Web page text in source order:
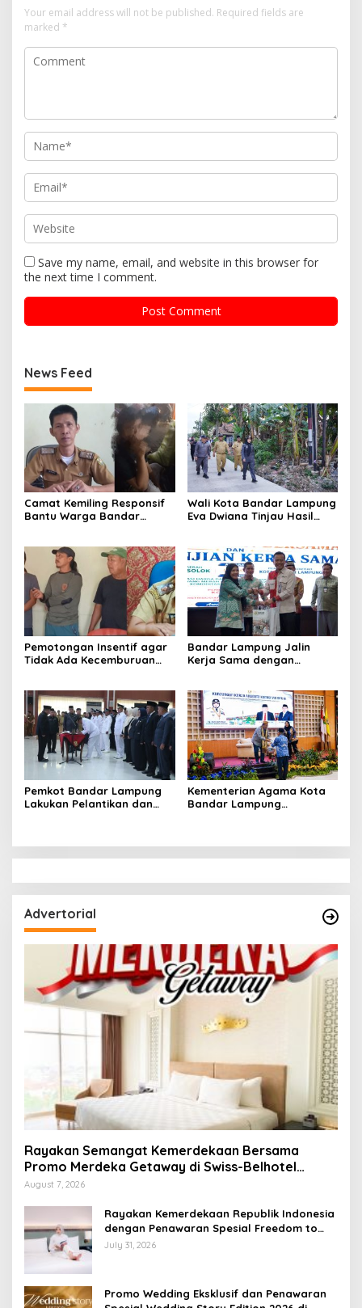
Your email address will not be published. Required fields are
marked *
Save my name, email, and website in this browser for
the next time I comment.
News Feed
Camat Kemiling Responsif
Bantu Warga Bandar
Wali Kota Bandar Lampung
Eva Dwiana Tinjau Hasil
Pemotongan Insentif agar
Tidak Ada Kecemburuan
Pematang Wangi Bersama
Bandar Lampung Jalin
Kerja Sama dengan
Kendalikan Inflasi
Pemkot Bandar Lampung
Lakukan Pelantikan dan
Kementerian Agama Kota
Bandar Lampung
Advertorial
Rayakan Semangat Kemerdekaan Bersama
Promo Merdeka Getaway di Swiss-Belhotel
Lampung
August 7, 2026
Rayakan Kemerdekaan Republik Indonesia
dengan Penawaran Spesial Freedom to
Relax di Holiday Inn Lampung Bukit Randu
July 31, 2026
Promo Wedding Eksklusif dan Penawaran